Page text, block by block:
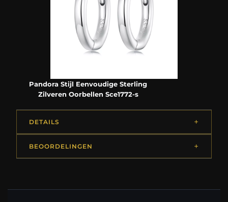
Pandora Stijl Eenvoudige Sterling
Zilveren Oorbellen Sce1772-s
DETAILS
BEOORDELINGEN